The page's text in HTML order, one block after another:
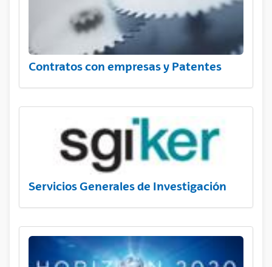
Contratos con empresas y Patentes
Servicios Generales de Investigación